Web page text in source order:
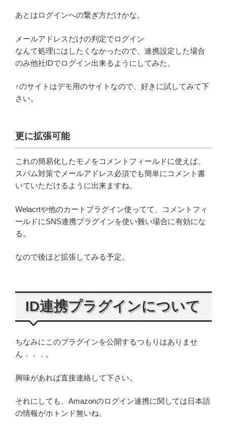
あとはログインへの繋ぎ方だけかな。
メールアドレスだけの判定でログイン
なんて処理にはしたくなかったので、連携設定した場合
のみ他社IDでログイン出来るようにしてみた。
↑のサイトはデモ用のサイトなので、好きに試してみて下
さい。
更に拡張可能
これの簡易化したモノをコメントフィールドに使えば、
スパム対策でメールアドレス必須でも簡単にコメント書
いていただけるように出来ますね。
Welacrtや他のカートプラグイン使ってて、コメントフィ
ールドにSNS連携プラグインを使い難い場合に有効にな
る。
なので後ほど拡張してみる予定。
ID連携プラグインについて
ちなみにこのプラグインを公開するつもりはありませ
ん．．．。
興味があれば直接連絡して下さい。
それにしても、Amazonのログイン連携に関しては日本語
の情報がホトンド無いね。